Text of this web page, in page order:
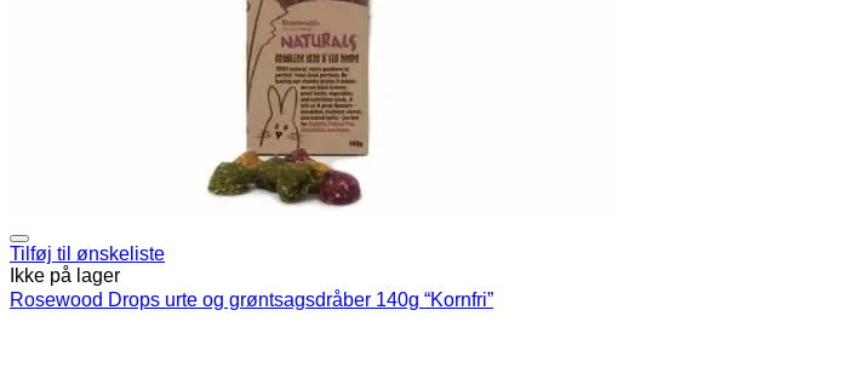
Tilføj til ønskeliste
Ikke på lager
Rosewood Drops urte og grøntsagsdråber 140g “Kornfri”